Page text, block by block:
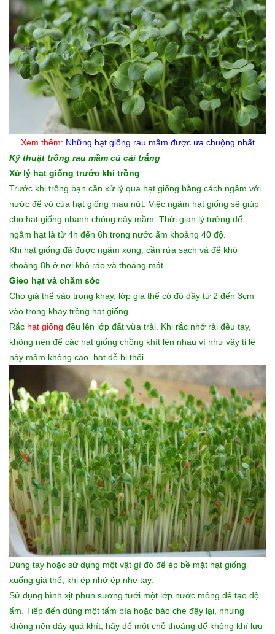
Xem thêm: Những hạt giống rau mầm được ưa chuộng nhất
Kỹ thuật trồng rau mầm củ cải trắng
Xử lý hạt giống trước khi trồng
Trước khi trồng bạn cần xử lý qua hạt giống bằng cách ngâm với
nước để vỏ của hạt giống mau nứt. Việc ngâm hạt giống sẽ giúp
cho hạt giống nhanh chóng nảy mầm. Thời gian lý tưởng để
ngâm hạt là từ 4h đến 6h trong nước ấm khoảng 40 độ.
Khi hạt giống đã được ngâm xong, cần rửa sạch và để khô
khoảng 8h ở nơi khô ráo và thoáng mát.
Gieo hạt và chăm sóc
Cho giá thể vào trong khay, lớp giá thể có độ dầy từ 2 đến 3cm
vào trong khay trồng hạt giống.
Rắc hạt giống đều lên lớp đất vừa trải. Khi rắc nhớ rải đều tay,
không nên để các hạt giống chồng khít lên nhau vì như vậy tỉ lệ
nảy mầm không cao, hạt dễ bị thối.
Dùng tay hoặc sử dụng một vật gì đó để ép bề mặt hạt giống
xuống giá thể, khi ép nhớ ép nhẹ tay.
Sử dụng bình xịt phun sương tưới một lớp nước mỏng để tạo độ
ẩm. Tiếp đến dùng một tấm bìa hoặc báo che đậy lại, nhưng
không nên đậy quá khít, hãy để một chỗ thoáng để không khí lưu